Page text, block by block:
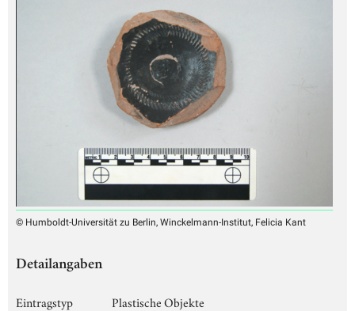
© Humboldt-Universität zu Berlin, Winckelmann-Institut, Felicia Kant
Detailangaben
Eintragstyp
Plastische Objekte